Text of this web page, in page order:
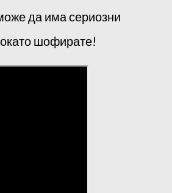
да има сериозни
шофирате!